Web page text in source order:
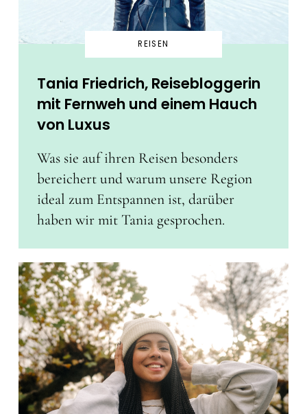
REISEN
Tania Friedrich, Reisebloggerin
mit Fernweh und einem Hauch
von Luxus
Was sie auf ihren Reisen besonders
bereichert und warum unsere Region
ideal zum Entspannen ist, darüber
haben wir mit Tania gesprochen.